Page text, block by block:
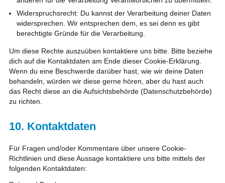
Widerspruchsrecht: Du kannst der Verarbeitung deiner Daten
widersprechen. Wir entsprechen dem, es sei denn es gibt
berechtigte Gründe für die Verarbeitung.
Um diese Rechte auszuüben kontaktiere uns bitte. Bitte beziehe
dich auf die Kontaktdaten am Ende dieser Cookie-Erklärung.
Wenn du eine Beschwerde darüber hast, wie wir deine Daten
behandeln, würden wir diese gerne hören, aber du hast auch
das Recht diese an die Aufsichtsbehörde (Datenschutzbehörde)
zu richten.
10. Kontaktdaten
Für Fragen und/oder Kommentare über unsere Cookie-
Richtlinien und diese Aussage kontaktiere uns bitte mittels der
folgenden Kontaktdaten: